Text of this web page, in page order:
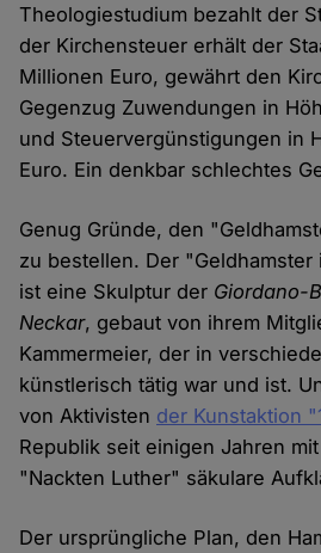
Theologiestudium bezahlt der
der Kirchensteuer erhält der
Millionen Euro, gewährt den
Gegenzug Zuwendungen in
und Steuervergünstigungen in
Euro. Ein denkbar schlechtes
Genug Gründe, den
zu bestellen. Der
ist eine Skulptur der Giordano-
Neckar, gebaut von ihrem
Kammermeier, der in
künstlerisch tätig war und ist.
von Aktivisten der Kunstaktion
Republik seit einigen Jahren
"Nackten Luther" säkulare
Der ursprüngliche Plan, den